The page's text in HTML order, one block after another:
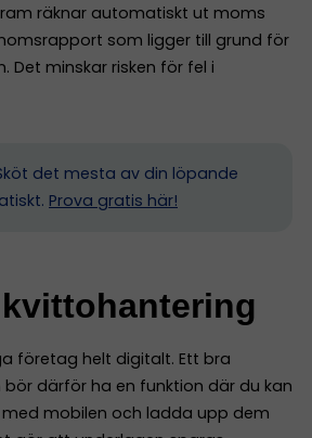
räknar automatiskt ut moms
som ligger till grund för
Det minskar risken för fel i
det mesta av din löpande
Prova gratis här!
företag helt digitalt. Ett bra
därför ha en funktion där du kan
mobilen och ladda upp dem